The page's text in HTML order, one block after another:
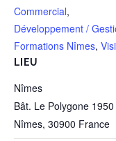
Commercial,
Développement /
Formations Nîmes,
LIEU
Nîmes
Bât. Le Polygone
Nîmes, 30900 France